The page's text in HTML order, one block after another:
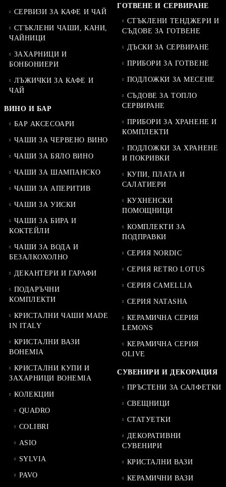
СЕРВИЗИ ЗА КАФЕ И ЧАЙ
СТЪКЛЕНИ ЧАШИ, КАНИ,
ЧАЙНИЦИ
ЗАХАРНИЦИ И
БОНБОНИЕРИ
ЛЪЖИЧКИ ЗА КАФЕ И
ЧАЙ
ВИНО И БАР
БАР АКСЕСОАРИ
ЧАШИ ЗА ЧЕРВЕНО ВИНО
ЧАШИ ЗА БЯЛО ВИНО
ЧАШИ ЗА ШАМПАНСКО
ЧАШИ ЗА АПЕРИТИВ
ЧАШИ ЗА УИСКИ
ЧАШИ ЗА БИРА И
КОКТЕЙЛИ
ЧАШИ ЗА ВОДА И
БЕЗАЛКОХОЛНО
ДЕКАНТЕРИ И ГАРАФИ
ПОДАРЪЧНИ
КОМПЛЕКТИ
КРИСТАЛНИ ЧАШИ MADE
IN ITALY
КРИСТАЛНИ ВАЗИ
BOHEMIA
КРИСТАЛНИ КУПИ И
ЗАХАРНИЦИ BOHEMIA
КОЛЕКЦИИ
QUADRO
COLIBRI
ASIO
SYLVIA
PAVO
ГОТВЕНЕ И СЕРВИРАНЕ
СТЪКЛЕНИ ТЕНДЖЕРИ И
СЪДОВЕ ЗА ГОТВЕНЕ
ДЪСКИ ЗА СЕРВИРАНЕ
ПРИБОРИ ЗА ГОТВЕНЕ
ПОДЛОЖКИ ЗА МЕСЕНЕ
СЪДОВЕ ЗА ТОПЛО
СЕРВИРАНЕ
ПРИБОРИ ЗА ХРАНЕНЕ И
КОМПЛЕКТИ
ПОДЛОЖКИ ЗА ХРАНЕНЕ
И ПОКРИВКИ
КУПИ, ПЛАТА И
САЛАТИЕРИ
КУХНЕНСКИ
ПОМОЩНИЦИ
КОМПЛЕКТИ ЗА
ПОДПРАВКИ
СЕРИЯ NORDIC
СЕРИЯ RETRO LOTUS
СЕРИЯ CAMELLIA
СЕРИЯ NATASHA
КЕРАМИЧНА СЕРИЯ
LEMONS
КЕРАМИЧНА СЕРИЯ
OLIVE
СУВЕНИРИ И ДЕКОРАЦИЯ
ПРЪСТЕНИ ЗА САЛФЕТКИ
СВЕЩНИЦИ
СТАТУЕТКИ
ДЕКОРАТИВНИ
СУВЕНИРИ
КРИСТАЛНИ ВАЗИ
КЕРАМИЧНИ ВАЗИ